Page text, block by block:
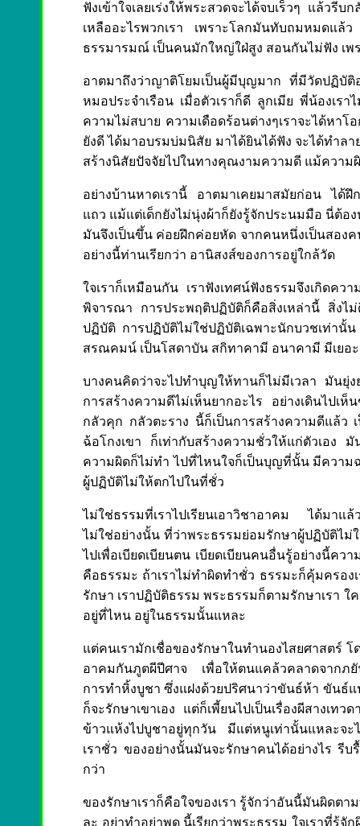
ฟังเข้าใจเลยเร่งให้พระสวดจะได้จบเร็วๆ แล้ว
เหลืออะไรพวกเรา เพราะโลกมันทับถมหมดแ
ธรรมารมณ์ เป็นคนมักใหญ่ใฝ่สูง สอนกันไม่ฟัง เ
อาตมาถึงว่าญาติโยมเป็นผู้มีบุญมาก ที่มีวัดปฏิบั
หมอประจำเรือน เมื่อตัวเราก็ดี ลูกเมีย พี่น้องเ
ความไม่สบาย ความเดือดร้อนต่างๆเราจะได้หา
ยังดี ได้มาอบรมบ่มนิสัย มาได้ยินได้ฟัง จะได้ทำล
สร้างนิสัยปัจจัยไปในทางคุณงามความดี แม้ควา
อย่างบ้านหาดเรานี้ อาตมาเคยมาสมัยก่อน ได้ฝึ
แถว แม้แต่เด็กยังไม่นุ่งผ้าก็ยังรู้จักประนมมือ นี่ต้อ
มันจึงเป็นขึ้น ค่อยฝึกค่อยหัด จากคนหนึ่งเป็นสองค
อย่างนี้ท่านเรียกว่า อานิสงส์ของการอยู่ใกล้วัด
ใจเราก็เหมือนกัน เราฟังเทศน์ฟังธรรมจึงเกิด
พิจารณา การประพฤติปฏิบัติก็คือสิ่งเหล่านี้ สิ่งไ
ปฏิบัติ การปฏิบัติไม่ใช่ปฏิบัติเฉพาะนักบวชเท่านั้
สรณคมน์ เป็นโสดาบัน สกิทาคามี อนาคามี มีเยอ
บางคนคิดว่าจะไปทำบุญให้ทานก็ไม่มีเวลา มันยุ่
การสร้างความดีไม่เห็นยากอะไร อย่างเดินไปเ
กลัวคุก กลัวตะราง นี้ก็เป็นการสร้างความดีแล้ว
ฉ้อโกงเขา ก็เท่ากับสร้างความชั่วให้แก่ตัวเอ
ความผิดก็ไม่ทำ ไปที่ไหนใจก็เป็นบุญที่นั้น มีความ
ผู้ปฏิบัติไม่ให้ตกไปในที่ชั่ว
ไม่ใช่ธรรมที่เราไปเรียนเอาวิชาอาคม ได้มาแ
ไม่ใช่อย่างนั้น ที่ว่าพระธรรมย่อมรักษาผู้ปฏิบัติไ
ไปเพื่อเบียดเบียนตน เบียดเบียนคนอื่นรู้อย่างนี้ค
คือธรรมะ ถ้าเราไม่ทำผิดทำชั่ว ธรรมะก็คุ้มครอง
รักษา เราปฏิบัติธรรม พระธรรมก็ตามรักษาเรา
อยู่ที่ไหน อยู่ในธรรมนั้นแหละ
แต่คนเรามักเชื่อของรักษาในทำนองไสยศาสตร์
อาคมกันภูตผีปีศาจ เพื่อให้ตนแคล้วคลาดจากภยั
การทำหิ้งบูชา ซึ่งแฝงด้วยปริศนาว่าขันธ์ห้า ขันธ์
ก็จะรักษาเขาเอง แต่ก็เพี้ยนไปเป็นเรื่องผีสางเท
ข้าวแห้งไปบูชาอยู่ทุกวัน มีแต่หนูเท่านั้นแหละจะ
เราชั่ว ของอย่างนั้นมันจะรักษาคนได้อย่างไร รี
กว่า
ของรักษาเราก็คือใจของเรา รู้จักว่าอันนี้มันผิดต
ละ อย่าทำอย่าพูด นี้เรียกว่าพระธรรม ใจเราที่รู้